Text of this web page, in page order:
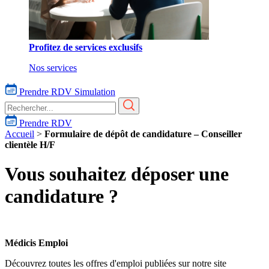
Profitez de services exclusifs
Nos services
Prendre RDV Simulation
Prendre RDV
Accueil > Formulaire de dépôt de candidature – Conseiller
clientèle H/F
Vous souhaitez déposer une
candidature ?
Médicis Emploi
Découvrez toutes les offres d'emploi publiées sur notre site